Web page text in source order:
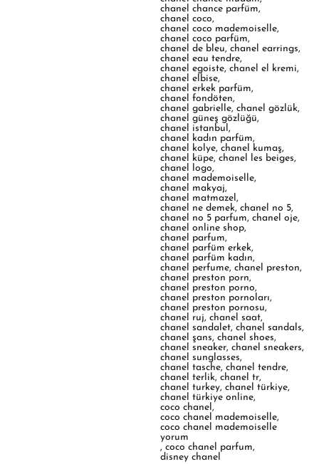
chanel chance parfüm,
chanel coco,
chanel coco mademoiselle,
chanel coco parfüm,
chanel de bleu, chanel earrings,
chanel eau tendre,
chanel egoiste, chanel el kremi,
chanel elbise,
chanel erkek parfüm,
chanel fondöten,
chanel gabrielle, chanel gözlük,
chanel güneş gözlüğü,
chanel istanbul,
chanel kadın parfüm,
chanel kolye, chanel kumaş,
chanel küpe, chanel les beiges,
chanel logo,
chanel mademoiselle,
chanel makyaj,
chanel matmazel,
chanel ne demek, chanel no 5,
chanel no 5 parfum, chanel oje,
chanel online shop,
chanel parfum,
chanel parfüm erkek,
chanel parfüm kadın,
chanel perfume, chanel preston,
chanel preston porn,
chanel preston porno,
chanel preston pornoları,
chanel preston pornosu,
chanel ruj, chanel saat,
chanel sandalet, chanel sandals,
chanel şans, chanel shoes,
chanel sneaker, chanel sneakers,
chanel sunglasses,
chanel tasche, chanel tendre,
chanel terlik, chanel tr,
chanel turkey, chanel türkiye,
chanel türkiye online,
coco chanel,
coco chanel mademoiselle,
coco chanel mademoiselle
yorum
, coco chanel parfum,
disney chanel